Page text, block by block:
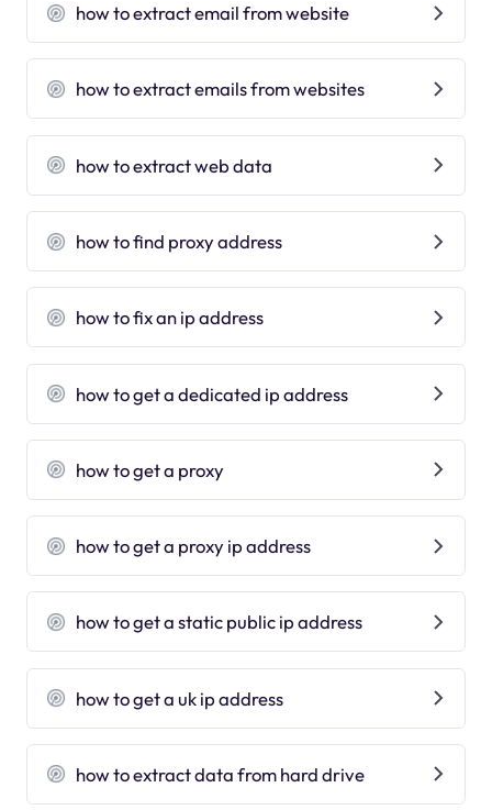
how to extract email from website
how to extract emails from websites
how to extract web data
how to find proxy address
how to fix an ip address
how to get a dedicated ip address
how to get a proxy
how to get a proxy ip address
how to get a static public ip address
how to get a uk ip address
how to extract data from hard drive